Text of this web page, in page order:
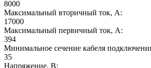
8000
Максимальный вторичный ток, А:
17000
Максимальный первичный ток, А:
394
Минимальное сечение кабеля
35
Напряжение, В: